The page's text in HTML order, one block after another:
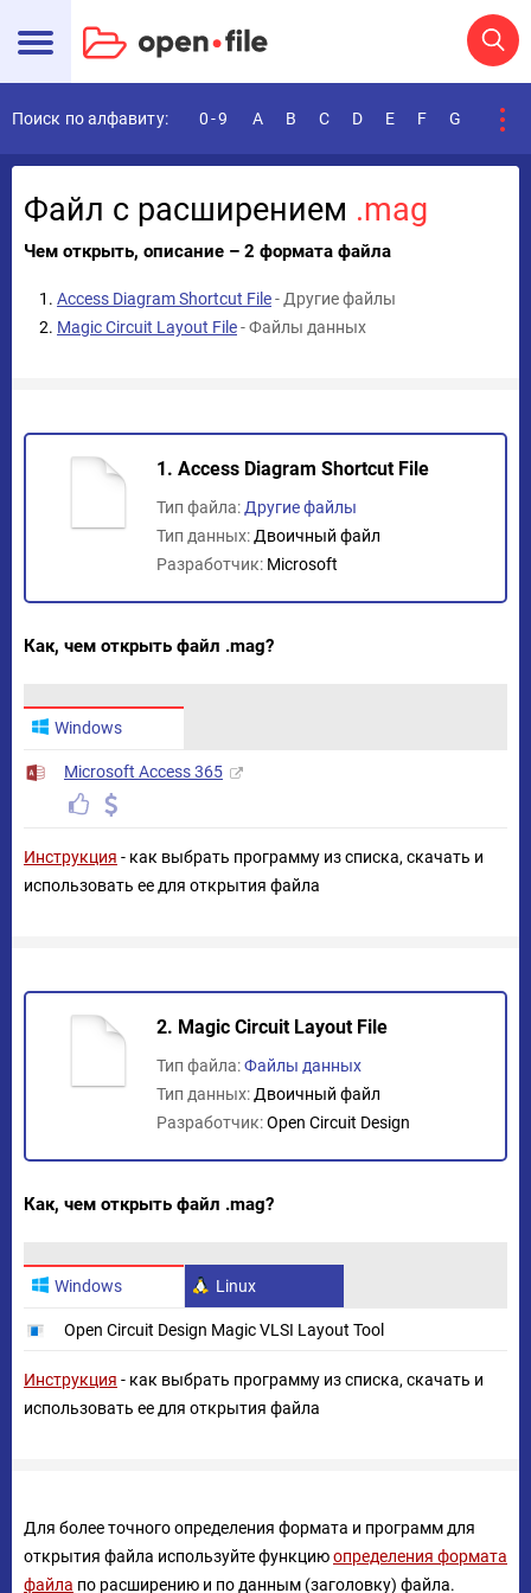
Поиск по алфавиту: 0-9 A B C D E F G
Файл с расширением .mag
Чем открыть, описание – 2 формата файла
Access Diagram Shortcut File- Другие файлы
Magic Circuit Layout File- Файлы данных
1. Access Diagram Shortcut File
Тип файла: Другие файлы
Тип данных: Двоичный файл
Разработчик: Microsoft
Как, чем открыть файл .mag?
Windows
Microsoft Access 365
Инструкция - как выбрать программу из списка, скачать и
использовать ее для открытия файла
2. Magic Circuit Layout File
Тип файла:Файлы данных
Тип данных: Двоичный файл
Разработчик:Open Circuit Design
Как, чем открыть файл .mag?
Windows Linux
Open Circuit Design Magic VLSI Layout Tool
Инструкция - как выбрать программу из списка, скачать и
использовать ее для открытия файла
Для более точного определения формата и программ для
открытия файла используйте функциюопределения формата
файла по расширению и по данным (заголовку) файла.